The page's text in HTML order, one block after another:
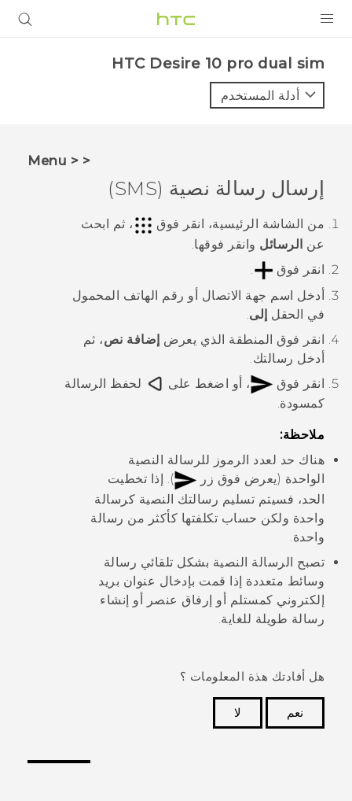
VIVE
VIVERSE
البرامج + التطبيقات
الدعم
أجهزة HTC والملحقات
HTC Desire 10 pro dual sim‎
أدلة المستخدم
< < Menu
إرسال رسالة نصية (SMS)
من الشاشة الرئيسية، انقر فوق
، ثم ابحث
عن الرسائل وانقر فوقها.
انقر فوق
أدخل اسم جهة الاتصال أو رقم الهاتف المحمول
في الحقل إلى.
انقر فوق المنطقة الذي يعرض إضافة نص، ثم
أدخل رسالتك.
انقر فوق
، أو اضغط على
لحفظ الرسالة
كمسودة.
ملاحظة:
هناك حد لعدد الرموز للرسالة النصية
الواحدة (يعرض فوق زر
). إذا تخطيت
الحد، فسيتم تسليم رسالتك النصية كرسالة
واحدة ولكن حساب تكلفتها كأكثر من رسالة
واحدة.
تصبح الرسالة النصية بشكل تلقائي رسالة
وسائط متعددة إذا قمت بإدخال عنوان بريد
إلكتروني كمستلم أو إرفاق عنصر أو إنشاء
رسالة طويلة للغاية.
هل أفادتك هذة المعلومات ؟
نعم
لا